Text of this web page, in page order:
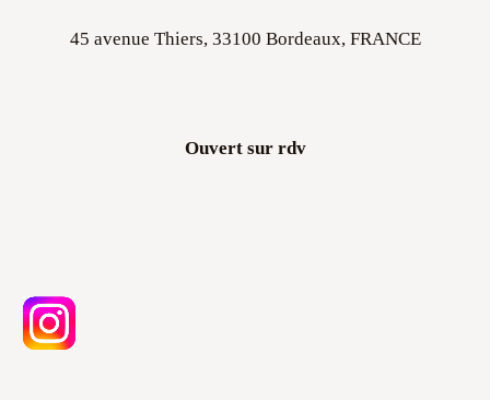
45 avenue Thiers, 33100 Bordeaux, FRANCE
Ouvert sur rdv